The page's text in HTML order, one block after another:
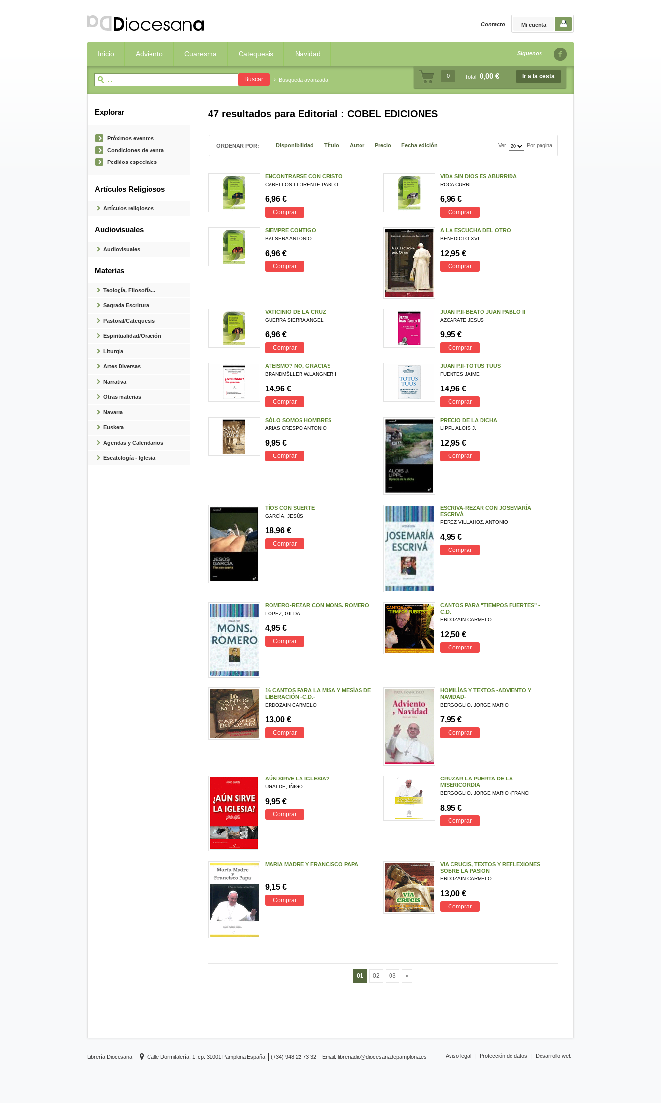
Mi cuenta
Contacto
Inicio Adviento Cuaresma Catequesis Navidad Síguenos
Busqueda avanzada
0 Total 0,00 € Ir a la cesta
Explorar
Próximos eventos
Condiciones de venta
Pedidos especiales
Artículos Religiosos
Artículos religiosos
Audiovisuales
Audiovisuales
Materias
Teología, Filosofía...
Sagrada Escritura
Pastoral/Catequesis
Espiritualidad/Oración
Liturgia
Artes Diversas
Narrativa
Otras materias
Navarra
Euskera
Agendas y Calendarios
Escatología - Iglesia
47 resultados para Editorial : COBEL EDICIONES
ORDENAR POR: Disponibilidad Título Autor Precio Fecha edición Ver Por página
ENCONTRARSE CON CRISTO
CABELLOS LLORENTE PABLO
6,96 €
Comprar
VIDA SIN DIOS ES ABURRIDA
ROCA CURRI
6,96 €
Comprar
SIEMPRE CONTIGO
BALSERA ANTONIO
6,96 €
Comprar
A LA ESCUCHA DEL OTRO
BENEDICTO XVI
12,95 €
Comprar
VATICINIO DE LA CRUZ
GUERRA SIERRA ANGEL
6,96 €
Comprar
JUAN P.II-BEATO JUAN PABLO II
AZCARATE JESUS
9,95 €
Comprar
ATEISMO? NO, GRACIAS
BRANDMŠLLER W.LANGNER I
14,96 €
Comprar
JUAN P.II-TOTUS TUUS
FUENTES JAIME
14,96 €
Comprar
SÓLO SOMOS HOMBRES
ARIAS CRESPO ANTONIO
9,95 €
Comprar
PRECIO DE LA DICHA
LIPPL ALOIS J.
12,95 €
Comprar
TÍOS CON SUERTE
GARCÍA, JESÚS
18,96 €
Comprar
ESCRIVA-REZAR CON JOSEMARÍA
ESCRIVÁ
PEREZ VILLAHOZ, ANTONIO
4,95 €
Comprar
ROMERO-REZAR CON MONS. ROMERO
LOPEZ, GILDA
4,95 €
Comprar
CANTOS PARA "TIEMPOS FUERTES" -
C.D.
ERDOZAIN CARMELO
12,50 €
Comprar
16 CANTOS PARA LA MISA Y MESÍAS DE
LIBERACIÓN -C.D.-
ERDOZAIN CARMELO
13,00 €
Comprar
HOMILÍAS Y TEXTOS -ADVIENTO Y
NAVIDAD-
BERGOGLIO, JORGE MARIO
7,95 €
Comprar
AÚN SIRVE LA IGLESIA?
UGALDE, IÑIGO
9,95 €
Comprar
CRUZAR LA PUERTA DE LA
MISERICORDIA
BERGOGLIO, JORGE MARIO (FRANCI
8,95 €
Comprar
MARIA MADRE Y FRANCISCO PAPA
9,15 €
Comprar
VIA CRUCIS, TEXTOS Y REFLEXIONES
SOBRE LA PASION
ERDOZAIN CARMELO
13,00 €
Comprar
01 02 03 »
Aviso legal | Protección de datos | Desarrollo web
Librería Diocesana Calle Dormitalería, 1. cp: 31001 Pamplona España (+34) 948 22 73 32 Email: libreriadio@diocesanadepamplona.es